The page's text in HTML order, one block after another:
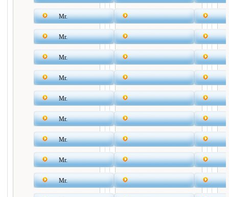
Mr.
Mr.
Mr.
Mr.
Mr.
Mr.
Mr.
Mr.
Mr.